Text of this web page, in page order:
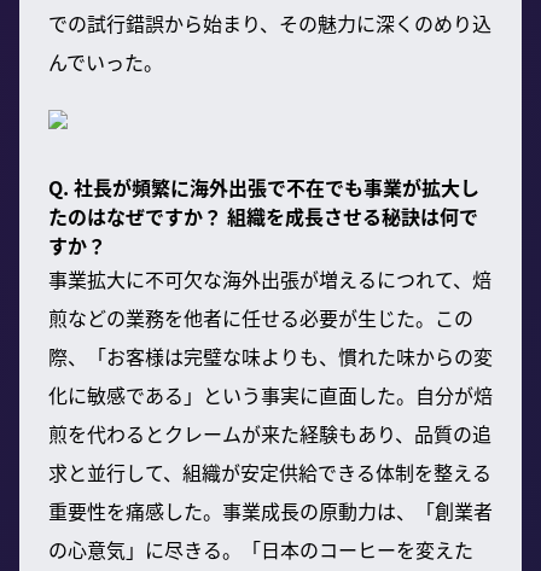
での試行錯誤から始まり、その魅力に深くのめり込
んでいった。
Q. 社長が頻繁に海外出張で不在でも事業が拡大し
たのはなぜですか？ 組織を成長させる秘訣は何で
すか？
事業拡大に不可欠な海外出張が増えるにつれて、焙
煎などの業務を他者に任せる必要が生じた。この
際、「お客様は完璧な味よりも、慣れた味からの変
化に敏感である」という事実に直面した。自分が焙
煎を代わるとクレームが来た経験もあり、品質の追
求と並行して、組織が安定供給できる体制を整える
重要性を痛感した。事業成長の原動力は、「創業者
の心意気」に尽きる。「日本のコーヒーを変えた